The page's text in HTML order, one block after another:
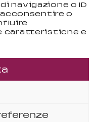
navigazione o ID
o
caratteristiche e
03684751203
DA